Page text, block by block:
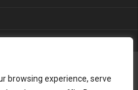
browsing experience, serve